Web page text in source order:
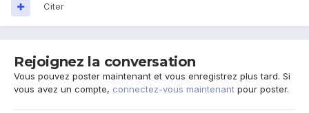
Citer
Rejoignez la conversation
Vous pouvez poster maintenant et vous enregistrez plus tard. Si
vous avez un compte, connectez-vous maintenant pour poster.